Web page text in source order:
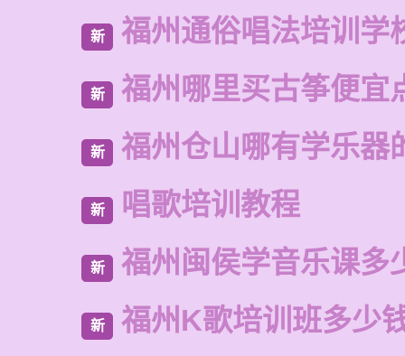
新 福州通俗唱法培训学
新 福州哪里买古筝便宜
新 福州仓山哪有学乐器
新 唱歌培训教程
新 福州闽侯学音乐课多
新 福州K歌培训班多少